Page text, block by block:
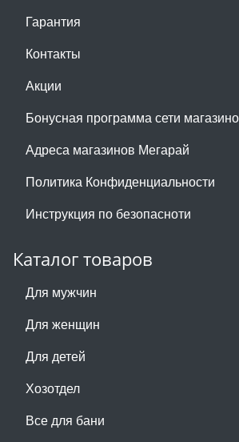
Гарантия
Контакты
Акции
Бонусная программа сети
Адреса магазинов Мегарай
Политика Конфиденциальности
Инструкция по безопасноти
Каталог товаров
Для мужчин
Для женщин
Для детей
Хозотдел
Все для бани